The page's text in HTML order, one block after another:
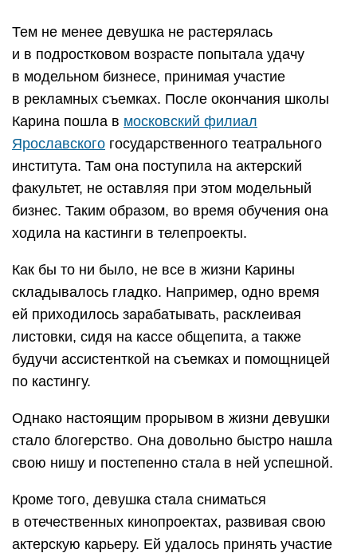
Тем не менее девушка не растерялась
и в подростковом возрасте попытала удачу
в модельном бизнесе, принимая участие
в рекламных съемках. После окончания школы
Карина пошла в московский филиал
Ярославского государственного театрального
института. Там она поступила на актерский
факультет, не оставляя при этом модельный
бизнес. Таким образом, во время обучения она
ходила на кастинги в телепроекты.
Как бы то ни было, не все в жизни Карины
складывалось гладко. Например, одно время
ей приходилось зарабатывать, расклеивая
листовки, сидя на кассе общепита, а также
будучи ассистенткой на съемках и помощницей
по кастингу.
Однако настоящим прорывом в жизни девушки
стало блогерство. Она довольно быстро нашла
свою нишу и постепенно стала в ней успешной.
Кроме того, девушка стала сниматься
в отечественных кинопроектах, развивая свою
актерскую карьеру. Ей удалось принять участие